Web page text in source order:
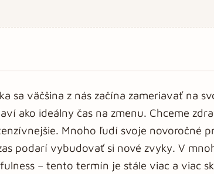
sa väčšina z nás začína zameriavať na
ako ideálny čas na zmenu. Chceme
Mnoho ľudí svoje novoročné
podarí vybudovať si nové zvyky. V
– tento termín je stále viac a viac